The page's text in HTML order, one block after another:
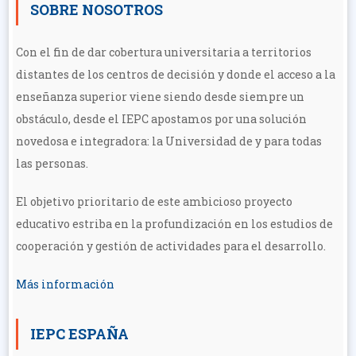
SOBRE NOSOTROS
Con el fin de dar cobertura universitaria a territorios
distantes de los centros de decisión y donde el acceso a la
enseñanza superior viene siendo desde siempre un
obstáculo, desde el IEPC apostamos por una solución
novedosa e integradora: la Universidad de y para todas
las personas.
El objetivo prioritario de este ambicioso proyecto
educativo estriba en la profundización en los estudios de
cooperación y gestión de actividades para el desarrollo.
Más información
IEPC ESPAÑA